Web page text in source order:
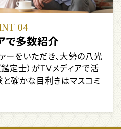
04
で多数紹介
ーをいただき、大勢の八光
定士）がTVメディアで活
確かな目利きはマスコミ